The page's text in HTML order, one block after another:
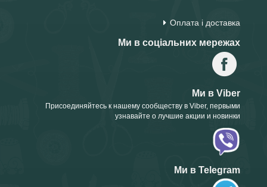
Оплата і доставка
Ми в соціальних мережах
Ми в Viber
Присоединяйтесь к нашему сообществу в Viber, первыми
узнавайте о лучшие акции и новинки
Ми в Telegram